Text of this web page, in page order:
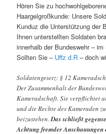
Hören Sie zu
Haargelgroßkunde: Unsere
Kunduz die Unterstützung der
Ihnen unterstellten Soldaten
innerhalb der Bundeswehr –
Sollten Sie – Uffz d.R – doch
Soldatengesetz: § 12
Der Zusammenhalt der
Kameradschaft. Sie verpflichtet
und die Rechte des Kameraden
beizustehen.Das schließt
Achtung fremder